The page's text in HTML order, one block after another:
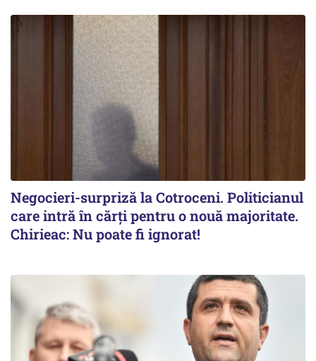
Negocieri-surpriză la Cotroceni. Politicianul
care intră în cărți pentru o nouă majoritate.
Chirieac: Nu poate fi ignorat!